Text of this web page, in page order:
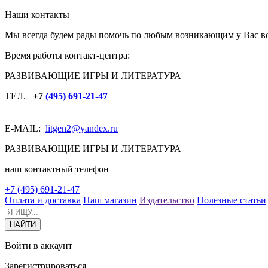
Наши контакты
Мы всегда будем рады помочь по любым возникающим у Вас
Время работы контакт-центра:
РАЗВИВАЮЩИЕ ИГРЫ И ЛИТЕРАТУРА
ТЕЛ. +7 (495) 691-21-47
E-MAIL: litgen2@yandex.ru
РАЗВИВАЮЩИЕ ИГРЫ И ЛИТЕРАТУРА
наш контактный телефон
+7 (495) 691-21-47
Оплата и доставка Наш магазин Издательство Полезные статьи
Войти в аккаунт
Зарегистрироваться